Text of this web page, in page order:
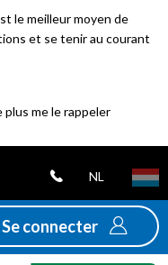
le meilleur moyen de
et se tenir au courant
plus me le rappeler
NL
Se connecter